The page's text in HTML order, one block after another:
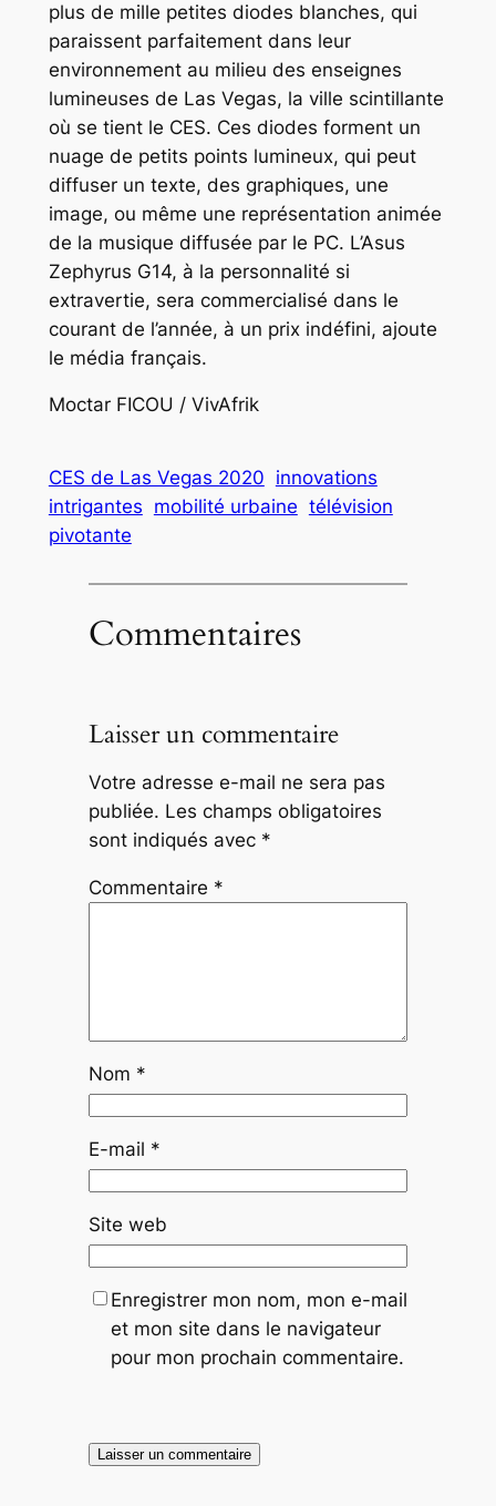
plus de mille petites diodes blanches, qui
paraissent parfaitement dans leur
environnement au milieu des enseignes
lumineuses de Las Vegas, la ville scintillante
où se tient le CES. Ces diodes forment un
nuage de petits points lumineux, qui peut
diffuser un texte, des graphiques, une
image, ou même une représentation animée
de la musique diffusée par le PC. L’Asus
Zephyrus G14, à la personnalité si
extravertie, sera commercialisé dans le
courant de l’année, à un prix indéfini, ajoute
le média français.
Moctar FICOU / VivAfrik
CES de Las Vegas 2020 innovations
intrigantes mobilité urbaine télévision
pivotante
Commentaires
Laisser un commentaire
Votre adresse e-mail ne sera pas
publiée. Les champs obligatoires
sont indiqués avec *
Commentaire *
Nom *
E-mail *
Site web
Enregistrer mon nom, mon e-mail
et mon site dans le navigateur
pour mon prochain commentaire.